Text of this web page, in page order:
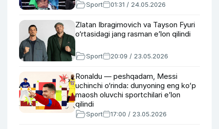
Sport 01:31 / 24.05.2026
Zlatan Ibragimovich va Tayson Fyuri
o‘rtasidagi jang rasman e’lon qilindi
Sport 20:09 / 23.05.2026
Ronaldu — peshqadam, Messi
uchinchi o‘rinda: dunyoning eng koʻp
maosh oluvchi sportchilari e’lon
qilindi
Sport 17:00 / 23.05.2026